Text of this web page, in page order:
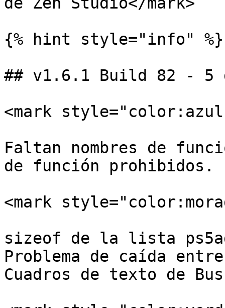
{% hint style="info" %}
## v1.6.1 Build 82 - 5
<mark
Faltan nombres de
de función prohibidos.
<mark
sizeof de la lista
Problema de caída
Cuadros de texto de